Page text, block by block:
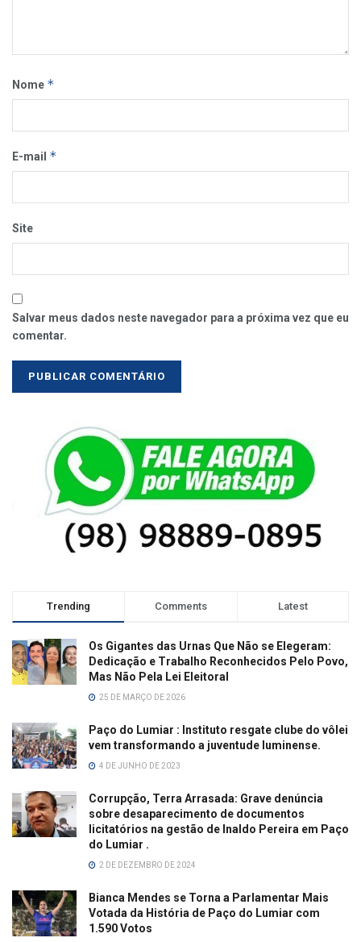
Nome *
E-mail *
Site
Salvar meus dados neste navegador para a próxima vez que eu
comentar.
Trending Comments Latest
Os Gigantes das Urnas Que Não se Elegeram:
Dedicação e Trabalho Reconhecidos Pelo Povo,
Mas Não Pela Lei Eleitoral
25 DE MARÇO DE 2026
Paço do Lumiar : Instituto resgate clube do vôlei
vem transformando a juventude luminense.
4 DE JUNHO DE 2023
Corrupção, Terra Arrasada: Grave denúncia
sobre desaparecimento de documentos
licitatórios na gestão de Inaldo Pereira em Paço
do Lumiar .
2 DE DEZEMBRO DE 2024
Bianca Mendes se Torna a Parlamentar Mais
Votada da História de Paço do Lumiar com
1.590 Votos